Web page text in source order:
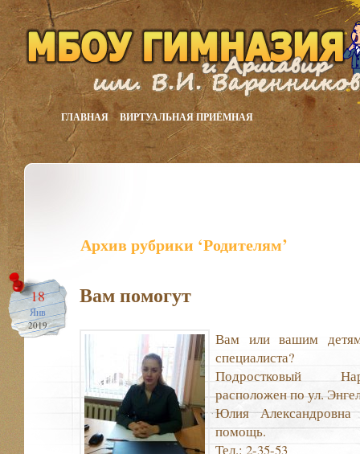
ГЛАВНАЯ ВИРТУАЛЬНАЯ ПРИЁМНАЯ
Архив рубрики ‘Родителям’
18
Янв
2019
Вам помогут
Вам или вашим детям
специалиста?
Подростковый
расположен по ул.
Юлия
помощь.
Тел.: 2-35-53